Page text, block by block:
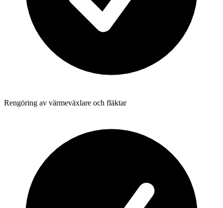
Rengöring av värmeväxlare och fläktar